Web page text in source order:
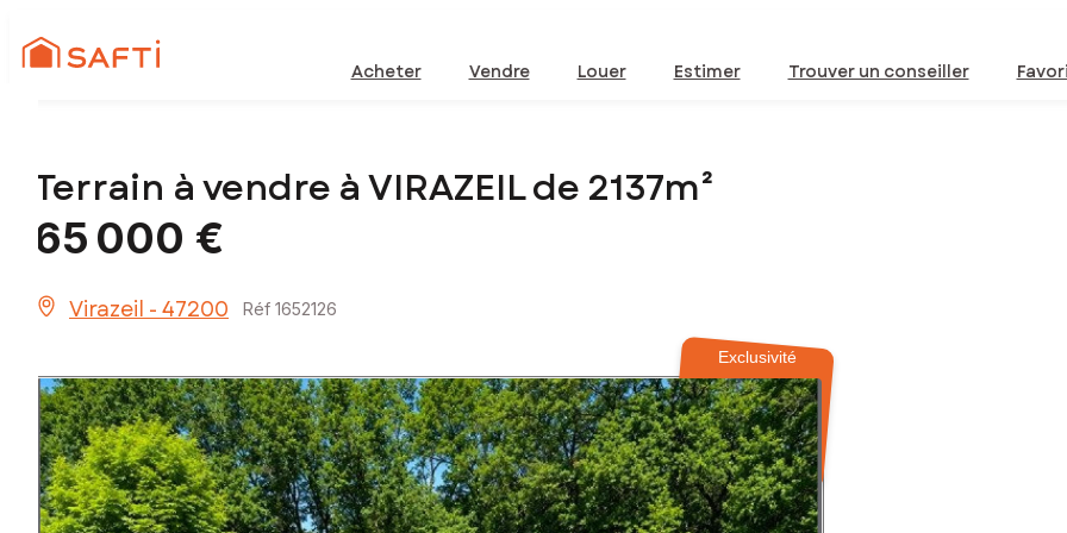
Acheter Vendre Louer Estimer Trouver un conseiller
Terrain à vendre à VIRAZEIL de 2137m²
65 000 €
Virazeil - 47200 Réf 1652126
Exclusivité